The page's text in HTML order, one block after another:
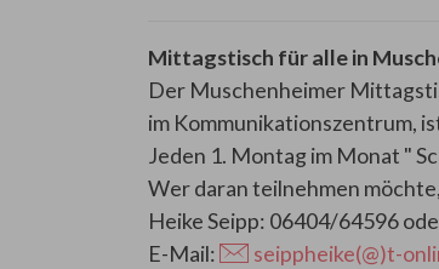
Mittagstisch für alle in
Der Muschenheimer
im Kommunikationszentrum,
Jeden 1. Montag im Monat "
Wer daran teilnehmen
Heike Seipp: 06404/64596
E-Mail:
seippheike(@)t-